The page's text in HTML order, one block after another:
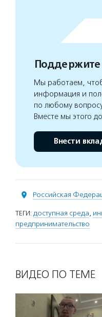
Мы работаем,
информация и
по любому
Вместе мы этого
Внести
Российская
ТЕГИ: доступная среда,
предпринимательство
ВИДЕО ПО ТЕМЕ